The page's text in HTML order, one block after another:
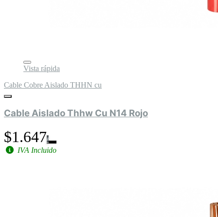
Vista rápida
Cable Cobre Aislado THHN cu
Cable Aislado Thhw Cu N14 Rojo
$1.647
IVA Incluido